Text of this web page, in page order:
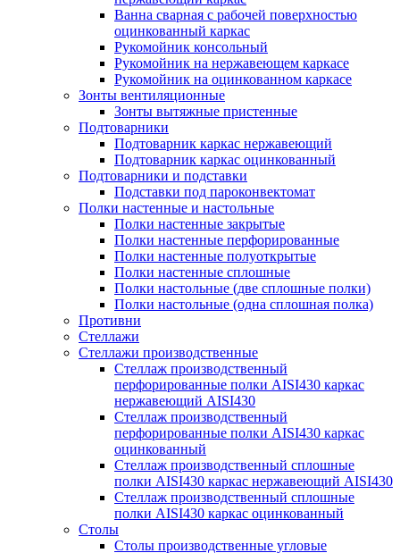
Ванна сварная с рабочей поверхностью
оцинкованный каркас
Рукомойник консольный
Рукомойник на нержавеющем каркасе
Рукомойник на оцинкованном каркасе
Зонты вентиляционные
Зонты вытяжные пристенные
Подтоварники
Подтоварник каркас нержавеющий
Подтоварник каркас оцинкованный
Подтоварники и подставки
Подставки под пароконвектомат
Полки настенные и настольные
Полки настенные закрытые
Полки настенные перфорированные
Полки настенные полуоткрытые
Полки настенные сплошные
Полки настольные (две сплошные полки)
Полки настольные (одна сплошная полка)
Противни
Стеллажи
Стеллажи производственные
Стеллаж производственный
перфорированные полки AISI430 каркас
нержавеющий AISI430
Стеллаж производственный
перфорированные полки AISI430 каркас
оцинкованный
Стеллаж производственный сплошные
полки AISI430 каркас нержавеющий AISI430
Стеллаж производственный сплошные
полки AISI430 каркас оцинкованный
Столы
Столы производственные угловые